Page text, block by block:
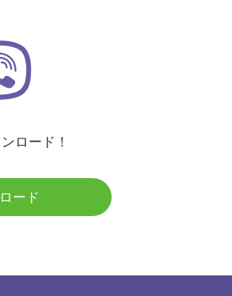
ロード！
ード